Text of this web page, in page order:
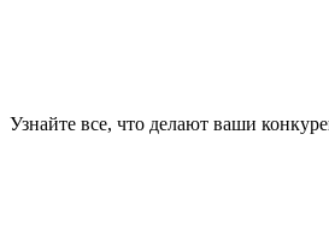
Узнайте все, что делают ваши